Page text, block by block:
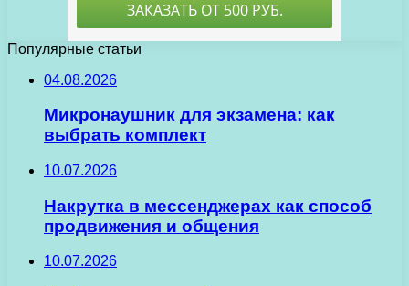
Популярные статьи
04.08.2026
Микронаушник для экзамена: как
выбрать комплект
10.07.2026
Накрутка в мессенджерах как способ
продвижения и общения
10.07.2026